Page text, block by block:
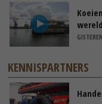
KENNISPARTNERS